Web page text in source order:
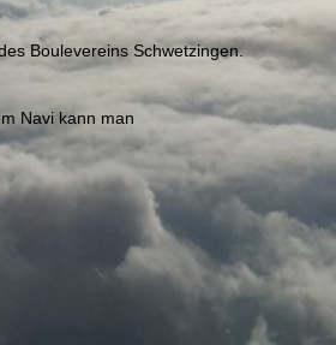
Boulevereins Schwetzingen.
Navi kann man